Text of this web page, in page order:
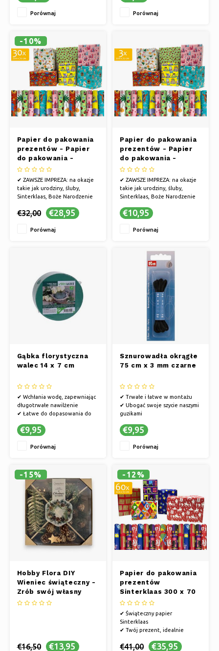
dzień ojca i dzień matki
prezent z
Porównaj Porównaj
-10%
Papier do pakowania
prezentów - Papier
do pakowania -
Papier do pakowania
prezentów 200 x 70
cm "Dzieci" - 30 rolek
✔ ZAWSZE IMPREZA: na okazje
takie jak urodziny, śluby,
Sinterklaas, Boże Narodzenie
✔ ALE TAKŻE NA: rocznice,
dzień ojca i dzień matki
€32,00 €28,95
Porównaj
Papier do pakowania
prezentów - Papier
do pakowania -
Papier do pakowania
prezentów 200 x 70
cm "Dzieci" - 3 rolki
✔ ZAWSZE IMPREZA: na okazje
takie jak urodziny, śluby,
Sinterklaas, Boże Narodzenie
✔ ALE TAKŻE NA: rocznice,
dzień ojca i dzień matki
€10,95
Porównaj
Gąbka florystyczna
walec 14 x 7 cm
✔ Wchłania wodę, zapewniając
długotrwałe nawilżenie
✔ Łatwe do dopasowania do
✔ Do kompozycji kwiatowych i
€9,95
Porównaj
Sznurowadła okrągłe
75 cm x 3 mm czarne
✔ Trwałe i łatwe w montażu
✔ Ubogać swoje szycie naszymi
guzikami
pasmanteryjne
€9,95
Porównaj
-15%
Hobby Flora DIY
Wieniec świąteczny -
Zrób swój własny
wieniec świąteczny
€16,50 €13,95
-12%
Papier do pakowania
prezentów
Sinterklaas 300 x 70
cm - 60 rolek
✔ Świąteczny papier
Sinterklaas
✔ Twój prezent, idealnie
✔ Nigdy nie brakuje, dzięki
€41,00 €35,95